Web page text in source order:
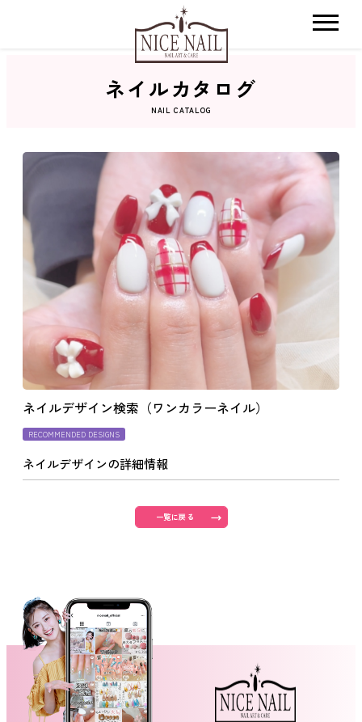
ネイルカタログ
おすすめクーポン
料金メニュー
コンセプト
よくあるご質問
取り扱いカラー
消費者志向自主宣言
新着情報
採用情報
ネイルカタログ
NAIL CATALOG
ネイルデザイン検索（ワンカラーネイル）
RECOMMENDED DESIGNS
ネイルデザインの詳細情報
一覧に戻る